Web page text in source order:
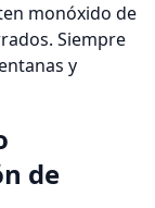
monóxido de
Siempre
y
de